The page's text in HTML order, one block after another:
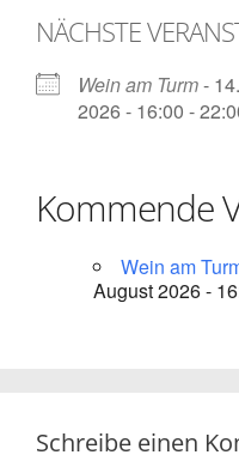
NÄCHSTE
Wein am Turm-
2026 - 16:00 -
Kommende
Wein am
August 2026 -
Schreibe einen